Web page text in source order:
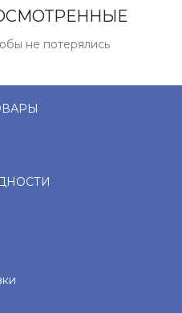
не потерялись